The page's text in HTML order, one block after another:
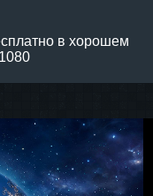
в хорошем